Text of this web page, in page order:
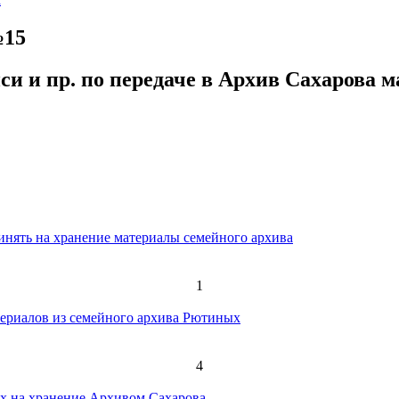
и пр. по передаче в Архив Сахарова
на хранение материалы семейного архива
1
из семейного архива Рютиных
4